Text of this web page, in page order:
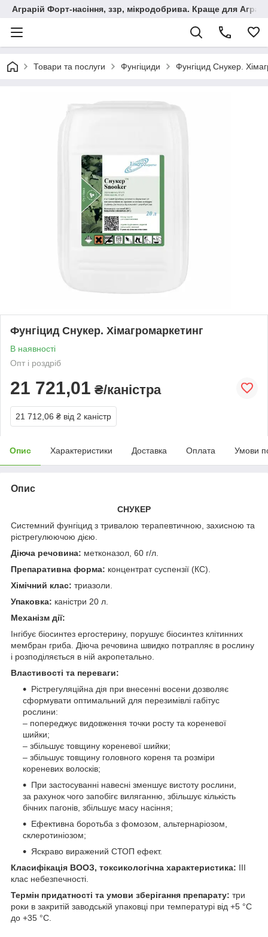
Аграрій Форт-насіння, ззр, мікродобрива. Краще для
Товари та послуги Фунгіциди Фунгіцид Снукер.
Фунгіцид Снукер. Хімагромаркетинг
В наявності
Опт і роздріб
21 721,01 ₴/каністра
21 712,06 ₴ від 2 каністр
Опис Характеристики Доставка Оплата Умови
Опис
СНУКЕР
Системний фунгіцид з тривалою терапевтичною, захисною та
рістрегулюючою дією.
Діюча речовина: метконазол, 60 г/л.
Препаративна форма: концентрат суспензії (КС).
Хімічний клас: триазоли.
Упаковка: каністри 20 л.
Механізм дії:
Інгібує біосинтез ергостерину, порушує біосинтез клітинних
мембран гриба. Діюча речовина швидко потрапляє в рослину
і розподіляється в ній акропетально.
Властивості та переваги:
Рістрегуляційна дія при внесенні восени дозволяє
сформувати оптимальний для перезимівлі габітус
рослини:
– попереджує видовження точки росту та кореневої
шийки;
– збільшує товщину кореневої шийки;
– збільшує товщину головного кореня та розміри
кореневих волосків;
При застосуванні навесні зменшує вистоту рослини,
за рахунок чого запобігє виляганню, збільшує кількість
бічних пагонів, збільшує масу насіння;
Ефективна боротьба з фомозом, альтернаріозом,
склеротиніозом;
Яскраво виражений СТОП ефект.
Класифікація ВООЗ, токсикологічна характеристика: ІІІ
клас небезпечності.
Термін придатності та умови зберігання препарату: три
роки в закритій заводській упаковці при температурі від +5 °С
до +35 °С.